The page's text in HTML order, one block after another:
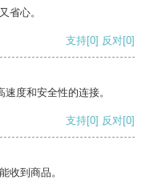
省心。
支持[0] 反对[0]
度和安全性的连接。
支持[0] 反对[0]
收到商品。